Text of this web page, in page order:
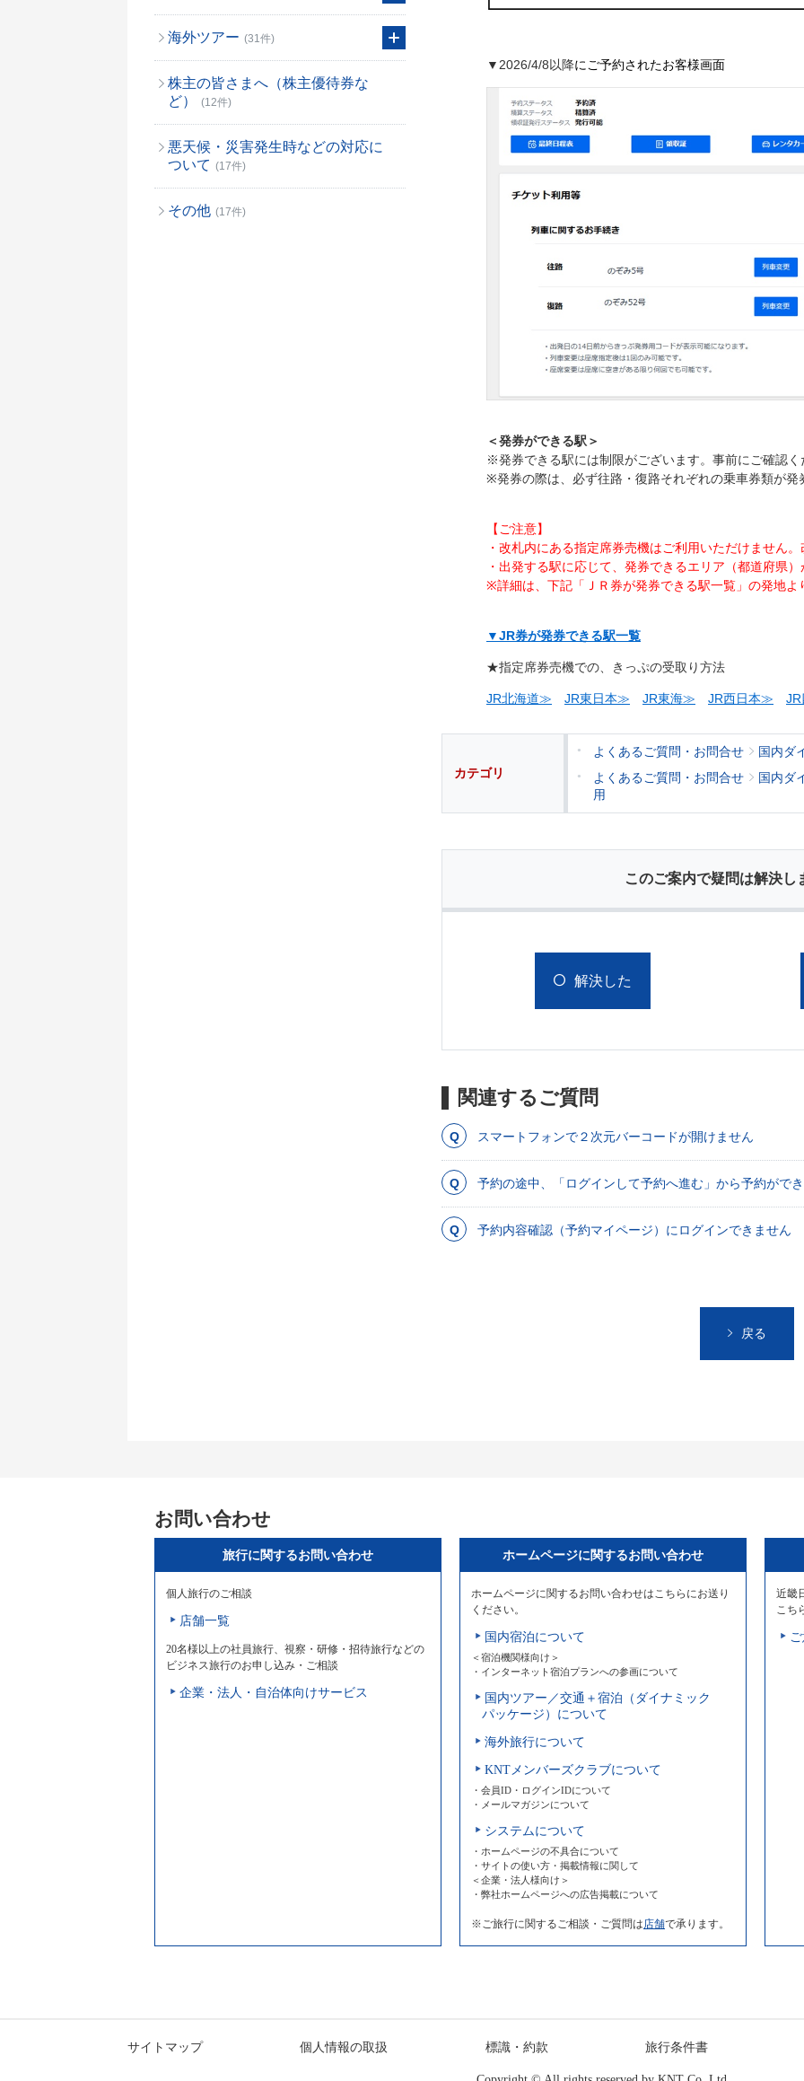
海外ツアー (31件)
株主の皆さまへ（株主優待券な
ど）
(12件)
悪天候・災害発生時などの対応に
ついて (17件)
その他 (17件)
▼2026/4/8以降にご予約されたお客様画面
＜発券ができる駅＞
※発券できる駅には制限がございます。事前にご確認く
※発券の際は、必ず往路・復路それぞれの乗車券類が発
【ご注意】
・改札内にある指定席券売機はご利用いただけません
・出発する駅に応じて、発券できるエリア（都道府県
※詳細は、下記「ＪＲ券が発券できる駅一覧」の発地よ
▼JR券が発券できる駅一覧
★指定席券売機での、きっぷの受取り方法
JR北海道≫ JR東日本≫ JR東海≫ JR西日本≫
カテゴリ
よくあるご質問・お問合せ
国内ダ
よくあるご質問・お問合せ
国内ダ
用
このご案内で疑問は解決し
解決した
関連するご質問
スマートフォンで２次元バーコードが開けません
予約の途中、「ログインして予約へ進む」から予約がで
予約内容確認（予約マイページ）にログインできません
戻る
お問い合わせ
旅行に関するお問い合わせ
個人旅行のご相談
店舗一覧
20名様以上の社員旅行、視察・研修・招待旅行などの
ビジネス旅行のお申し込み・ご相談
企業・法人・自治体向けサービス
ホームページに関するお問い合わせ
ホームページに関するお問い合わせはこちらにお送り
ください。
国内宿泊について
＜宿泊機関様向け＞
・インターネット宿泊プランへの参画について
国内ツアー／交通＋宿泊（ダイナミック
パッケージ）について
海外旅行について
KNTメンバーズクラブについて
・会員ID・ログインIDについて
・メールマガジンについて
システムについて
・ホームページの不具合について
・サイトの使い方・掲載情報に関して
＜企業・法人様向け＞
・弊社ホームページへの広告掲載について
※ご旅行に関するご相談・ご質問は店舗で承ります。
近畿
こち
サイトマップ 個人情報の取扱 標識・約款 旅行条件書